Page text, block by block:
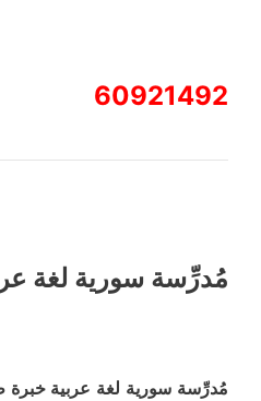
60921492
مُدرِّسة سورية لغة
مُدرِّسة سورية لغة عربية خبرة